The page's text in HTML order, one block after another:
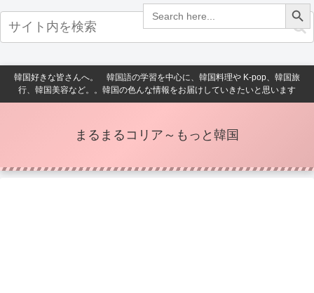
Search
for:
Search Button
韓国好きな皆さんへ。 韓国語の学習を中心に、韓国料理や K-pop、韓国旅
行、韓国美容など。。韓国の色んな情報をお届けしていきたいと思います
まるまるコリア～もっと韓国